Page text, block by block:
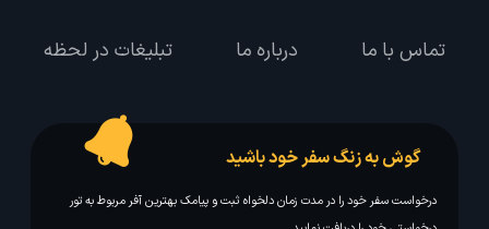
تماس با ما درباره ما تبلیغات در لحظه
گوش به زنگ سفر خود باشید
درخواست سفر خود را در مدت زمان دلخواه ثبت و پیامک بهترین آفر مربوط به تور